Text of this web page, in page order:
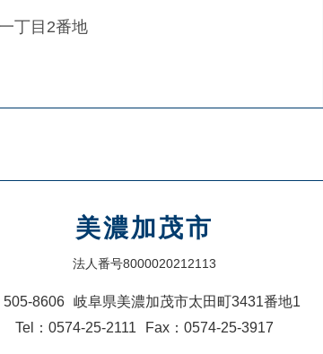
丁目2番地
美濃加茂市
法人番号8000020212113
505-8606
岐阜県美濃加茂市太田町3431番地1
Tel：0574-25-2111
Fax：0574-25-3917